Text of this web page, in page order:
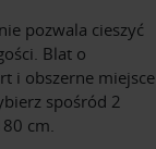
pozwala cieszyć
Blat o
i obszerne miejsce
spośród 2
cm.